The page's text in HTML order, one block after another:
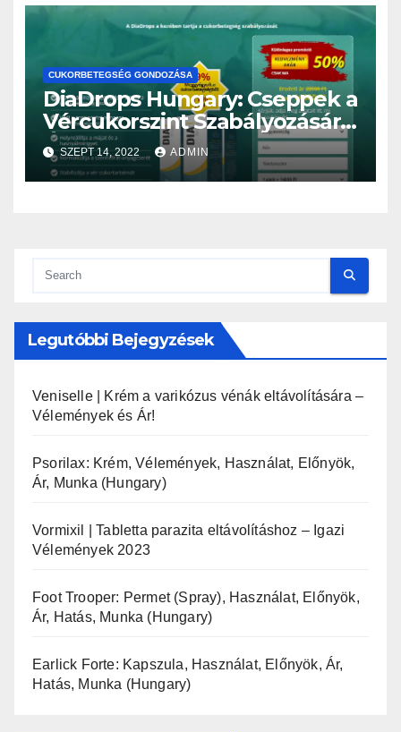
CUKORBETEGSÉG GONDOZÁSA
DiaDrops Hungary: Cseppek a
Vércukorszint Szabályozására!
Ár és Vásárlás
SZEPT 14, 2022 ADMIN
Legutóbbi Bejegyzések
Veniselle | Krém a varikózus vénák eltávolítására –
Vélemények és Ár!
Psorilax: Krém, Vélemények, Használat, Előnyök,
Ár, Munka (Hungary)
Vormixil | Tabletta parazita eltávolításhoz – Igazi
Vélemények 2023
Foot Trooper: Permet (Spray), Használat, Előnyök,
Ár, Hatás, Munka (Hungary)
Earlick Forte: Kapszula, Használat, Előnyök, Ár,
Hatás, Munka (Hungary)